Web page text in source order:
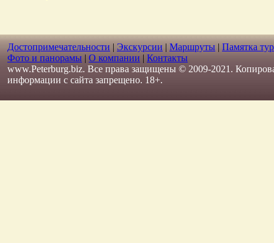
Достопримечательности | Экскурсии | Маршруты | Памятка
Фото и панорамы | О компании | Контакты
www.Peterburg.biz. Все права защищены © 2009-2021.
информации с сайта запрещено. 18+.